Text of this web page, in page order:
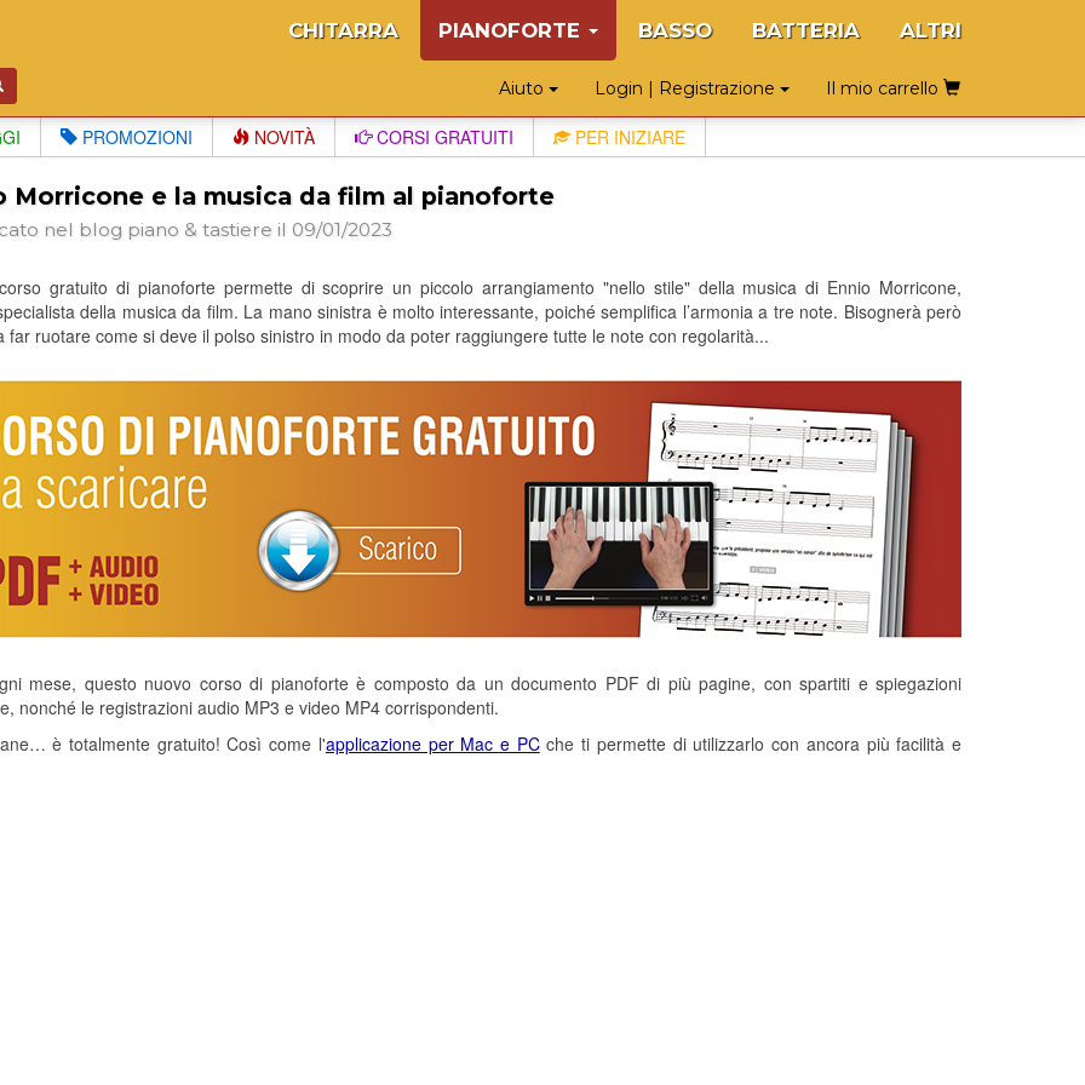
CHITARRA PIANOFORTE BASSO BATTERIA ALTRI
Aiuto Login | Registrazione Il mio carrello
PROMOZIONI NOVITÀ CORSI GRATUITI PER INIZIARE
Morricone e la musica da film al pianoforte
nel blog piano & tastiere il 09/01/2023
gratuito di pianoforte permette di scoprire un piccolo arrangiamento "nello stile" della musica di Ennio Morricone,
della musica da film. La mano sinistra è molto interessante, poiché semplifica l’armonia a tre note. Bisognerà però
far ruotare come si deve il polso sinistro in modo da poter raggiungere tutte le note con regolarità...
mese, questo nuovo corso di pianoforte è composto da un documento PDF di più pagine, con spartiti e spiegazioni
nonché le registrazioni audio MP3 e video MP4 corrispondenti.
è totalmente gratuito! Così come l'applicazione per Mac e PCche ti permette di utilizzarlo con ancora più facilità e